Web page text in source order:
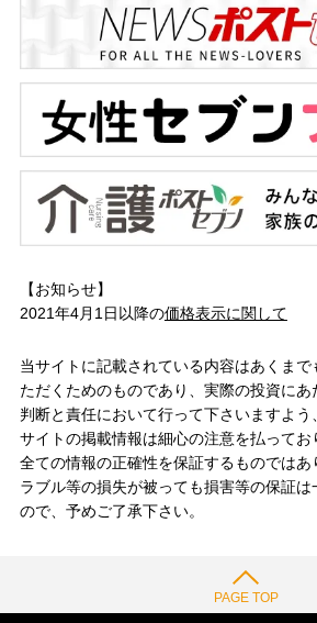
【お知らせ】
2021年4月1日以降の価格表示に関して
当サイトに記載されている内容はあくま
ただくためのものであり、実際の投資に
判断と責任において行って下さいますよう
サイトの掲載情報は細心の注意を払って
全ての情報の正確性を保証するものではあ
ラブル等の損失が被っても損害等の保証
ので、予めご了承下さい。
PAGE TOP